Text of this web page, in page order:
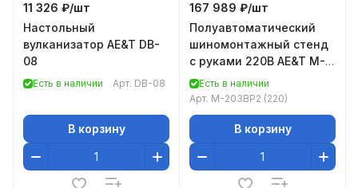
11 326 ₽/шт
Настольный
вулканизатор AE&T DB-
08
Есть в наличии Арт. DB-08
В корзину
167 989 ₽/шт
Полуавтоматический
шиномонтажный стенд
с руками 220B AE&T M-
203BP2
Есть в наличии
Арт. M-203BP2 (220)
В корзину